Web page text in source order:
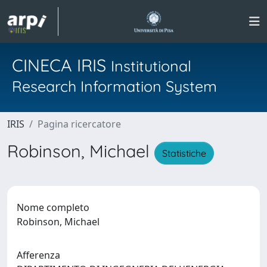
CINECA IRIS Institutional
Research Information System
IRIS Pagina ricercatore
Robinson, Michael Statistiche
Nome completo
Robinson, Michael
Afferenza